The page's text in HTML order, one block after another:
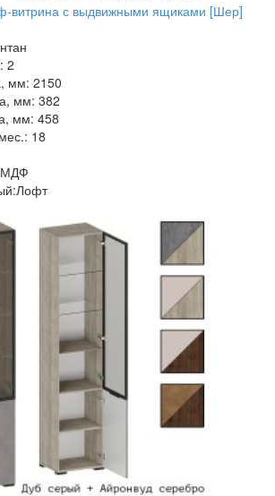
с выдвижными ящиками [Шер]
2
мм: 2150
мм: 382
мм: 458
18
МДФ